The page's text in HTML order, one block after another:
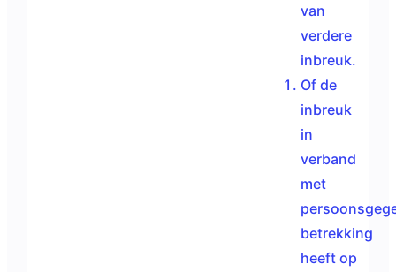
van
verdere
inbreuk.
Of de
inbreuk
in
verband
met
betrekking
heeft op